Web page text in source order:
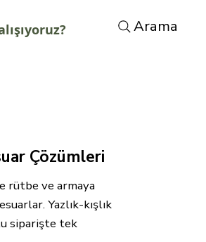
Arama
Çözümleri
rütbe ve armaya
Yazlık-kışlık
siparişte tek